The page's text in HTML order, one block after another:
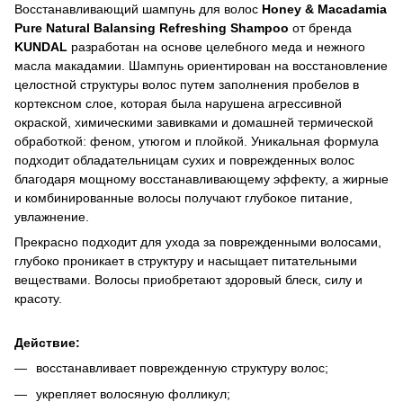
Восстанавливающий шампунь для волос Honey & Macadamia
Pure Natural Balansing Refreshing Shampoo от бренда
KUNDAL разработан на основе целебного меда и нежного
масла макадамии. Шампунь ориентирован на восстановление
целостной структуры волос путем заполнения пробелов в
кортексном слое, которая была нарушена агрессивной
окраской, химическими завивками и домашней термической
обработкой: феном, утюгом и плойкой. Уникальная формула
подходит обладательницам сухих и поврежденных волос
благодаря мощному восстанавливающему эффекту, а жирные
и комбинированные волосы получают глубокое питание,
увлажнение.
Прекрасно подходит для ухода за поврежденными волосами,
глубоко проникает в структуру и насыщает питательными
веществами. Волосы приобретают здоровый блеск, силу и
красоту.
Действие:
восстанавливает поврежденную структуру волос;
укрепляет волосяную фолликул;